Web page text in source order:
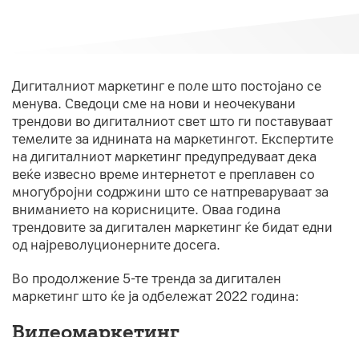
Дигиталниот маркетинг е поле што постојано се
менува. Сведоци сме на нови и неочекувани
трендови во дигиталниот свет што ги поставуваат
темелите за иднината на маркетингот. Експертите
на дигиталниот маркетинг предупредуваат дека
веќе извесно време интернетот е преплавен со
многубројни содржини што се натпреваруваат за
вниманието на корисниците. Оваа година
трендовите за дигитален маркетинг ќе бидат едни
од најреволуционерните досега.
Во продолжение 5-те тренда за дигитален
маркетинг што ќе ја одбележат 2022 година:
Видеомаркетинг